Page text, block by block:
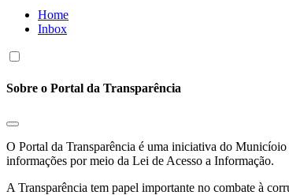
Home
Inbox
Sobre o Portal da Transparência
O Portal da Transparência é uma iniciativa do
informações por meio da Lei de Acesso a Informação.
A Transparência tem papel importante no combate à